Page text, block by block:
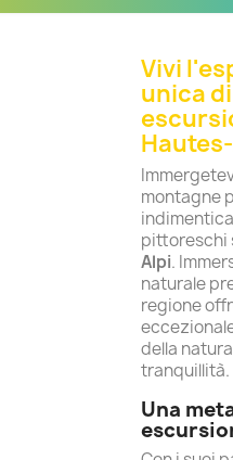
Vivi
unica
montagne
pittoreschi
Alpi.
naturale
regione
della
tranquillità.
Una